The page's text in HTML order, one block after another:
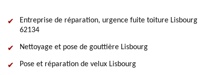
Entreprise de réparation, urgence fuite toiture Lisbourg
62134
Nettoyage et pose de gouttière Lisbourg
Pose et réparation de velux Lisbourg